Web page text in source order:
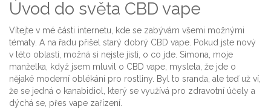
Úvod do světa CBD vape
Vítejte v mé části internetu, kde se zabývám všemi možnými
tématy. A na řadu přišel starý dobrý CBD vape. Pokud jste nový
v této oblasti, možná si nejste jisti, o co jde. Simona, moje
manželka, když jsem mluvil o CBD vape, myslela, že jde o
nějaké moderní oblékání pro rostliny. Byl to sranda, ale teď už ví,
že se jedná o kanabidiol, který se využívá pro zdravotní účely a
dýchá se, přes vape zařízení.